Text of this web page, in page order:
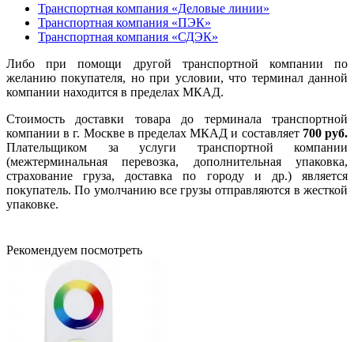
Транспортная компания «Деловые линии»
Транспортная компания «ПЭК»
Транспортная компания «СДЭК»
Либо при помощи другой транспортной компании по
желанию покупателя, но при условии, что терминал данной
компании находится в пределах МКАД.
Стоимость доставки товара до терминала транспортной
компании в г. Москве в пределах МКАД и составляет 700 руб.
Плательщиком за услуги транспортной компании
(межтерминальная перевозка, дополнительная упаковка,
страхование груза, доставка по городу и др.) является
покупатель. По умолчанию все грузы отправляются в жесткой
упаковке.
Рекомендуем посмотреть